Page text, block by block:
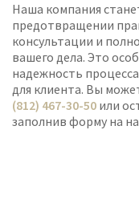
Наша компания
предотвращении
консультации и
вашего дела. Это
надежность
для клиента. Вы
(812) 467-30-50 или
заполнив форму на